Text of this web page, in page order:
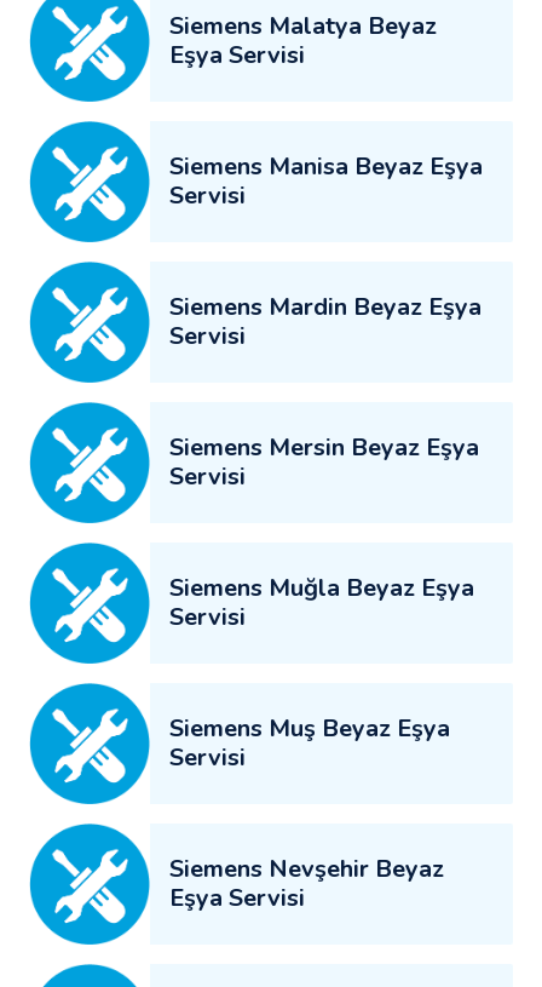
Siemens Malatya Beyaz
Eşya Servisi
Siemens Manisa Beyaz Eşya
Servisi
Siemens Mardin Beyaz Eşya
Servisi
Siemens Mersin Beyaz Eşya
Servisi
Siemens Muğla Beyaz Eşya
Servisi
Siemens Muş Beyaz Eşya
Servisi
Siemens Nevşehir Beyaz
Eşya Servisi